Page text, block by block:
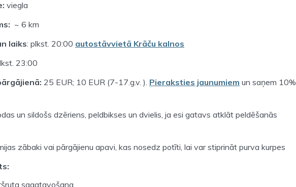
viegla
~ 6 km
laiks: plkst. 20:00 autostāvvietā Krāču kalnos
23:00
25 EUR; 10 EUR (7-17.g.v. ). Pieraksties jaunumiem un saņem 10%
un sildošs dzēriens, peldbikses un dvielis, ja esi gatavs atklāt peldēšanās
zābaki vai pārgājienu apavi, kas nosedz potīti, lai var stiprināt purva kurpes
sagatavošana